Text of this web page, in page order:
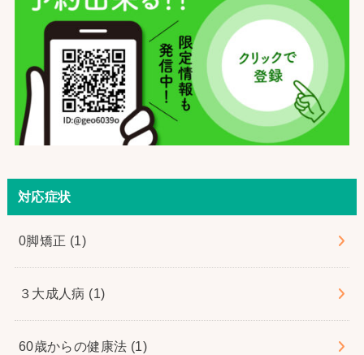
対応症状
0脚矯正 (1)
３大成人病 (1)
60歳からの健康法 (1)